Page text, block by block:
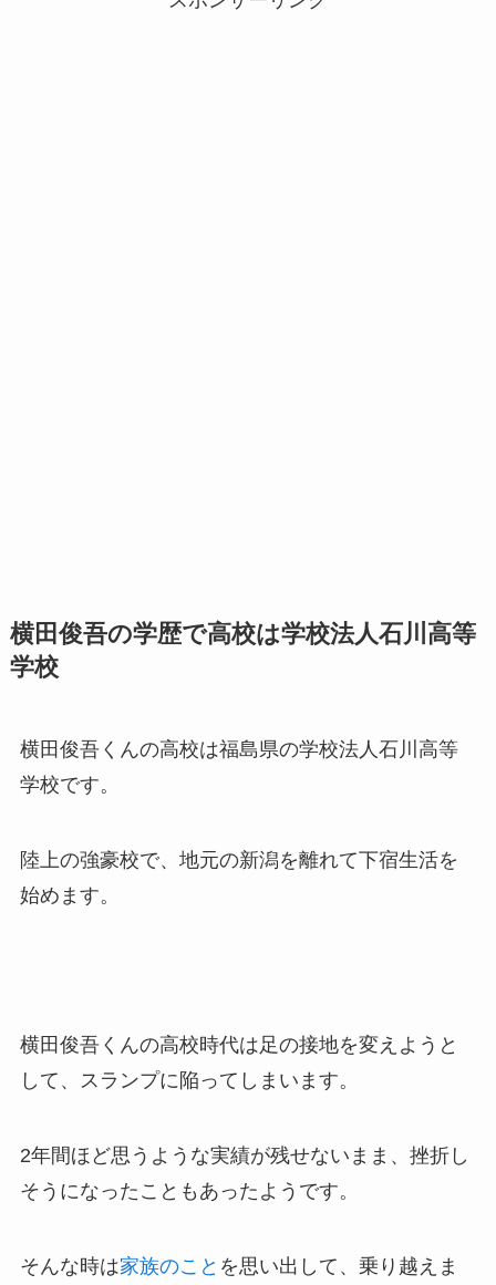
横田俊吾の学歴で高校は学校法人石川高等
学校
横田俊吾くんの高校は福島県の学校法人石川高等
学校です。
陸上の強豪校で、地元の新潟を離れて下宿生活を
始めます。
横田俊吾くんの高校時代は足の接地を変えようと
して、スランプに陥ってしまいます。
2年間ほど思うような実績が残せないまま、挫折し
そうになったこともあったようです。
そんな時は家族のこと を思い出して、乗り越えま